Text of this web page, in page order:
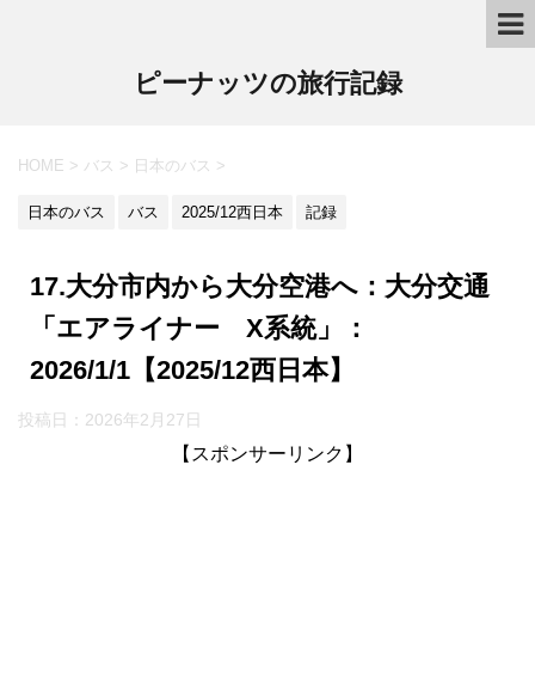
ピーナッツの旅行記録
HOME > バス > 日本のバス >
日本のバス バス 2025/12西日本 記録
17.大分市内から大分空港へ：大分交通
「エアライナー X系統」：
2026/1/1【2025/12西日本】
投稿日：2026年2月27日
【スポンサーリンク】